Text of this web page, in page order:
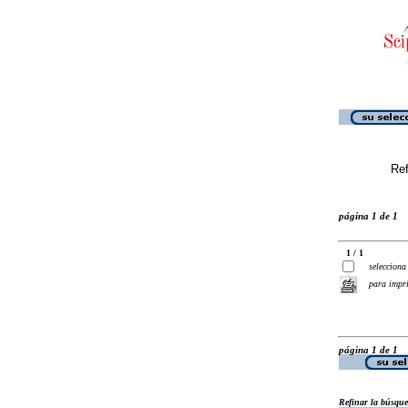
página 1 de 1
1 / 1
selecciona
para
página 1 de 1
Refinar la